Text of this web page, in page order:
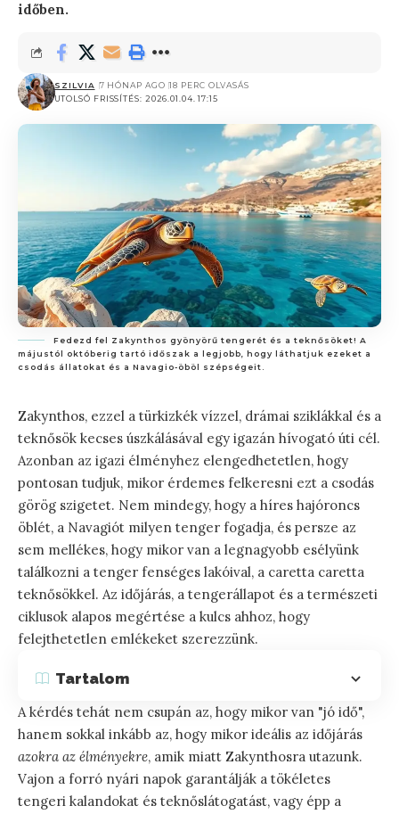
időben.
UTOLSÓ FRISSÍTÉS: 2026.01.04. 17:15
SZILVIA 7 HÓNAP AGO 18 PERC OLVASÁS
Fedezd fel Zakynthos gyönyörű tengerét és a teknősöket! A
májustól októberig tartó időszak a legjobb, hogy láthatjuk ezeket a
csodás állatokat és a Navagio-öböl szépségeit.
Zakynthos, ezzel a türkizkék vízzel, drámai sziklákkal és a
teknősök kecses úszkálásával egy igazán hívogató úti cél.
Azonban az igazi élményhez elengedhetetlen, hogy
pontosan tudjuk, mikor érdemes felkeresni ezt a csodás
görög szigetet. Nem mindegy, hogy a híres hajóroncs
öblét, a Navagiót milyen tenger fogadja, és persze az
sem mellékes, hogy mikor van a legnagyobb esélyünk
találkozni a tenger fenséges lakóival, a caretta caretta
teknősökkel. Az időjárás, a tengerállapot és a természeti
ciklusok alapos megértése a kulcs ahhoz, hogy
felejthetetlen emlékeket szerezzünk.
Tartalom
A kérdés tehát nem csupán az, hogy mikor van "jó idő",
hanem sokkal inkább az, hogy mikor ideális az időjárás
azokra az élményekre, amik miatt Zakynthosra utazunk.
Vajon a forró nyári napok garantálják a tökéletes
tengeri kalandokat és teknőslátogatást, vagy épp a